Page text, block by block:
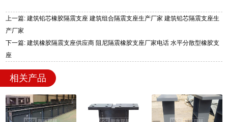
上一篇: 建筑铅芯橡胶隔震支座 建筑组合隔震支座生产厂家 建筑铅芯隔震支座生
产厂家
下一篇: 建筑橡胶隔震支座供应商 阻尼隔震橡胶支座厂家电话 水平分散型橡胶支
座
相关产品